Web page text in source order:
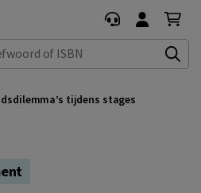
of ISBN
tijdens stages